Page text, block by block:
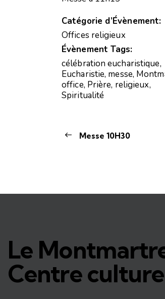
Catégorie d’Évènement:
Offices religieux
Évènement Tags:
célébration eucharistique,
Eucharistie, messe,
office, Prière, religieux,
Spiritualité
Messe 10H30
Le
Centre